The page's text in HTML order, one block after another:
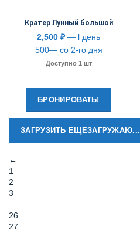
Кратер Лунный большой
2,500 ₽— l день
500— со 2-го дня
Доступно 1 шт
БРОНИРОВАТЬ!
ЗАГРУЗИТЬ ЕЩЕЗАГРУЖАЮ...
←
1
2
3
26
27